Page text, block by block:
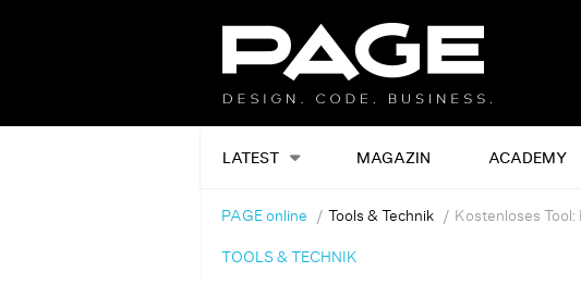
LATEST MAGAZIN ACADEMY
PAGE online Tools & Technik Kostenloses
TOOLS & TECHNIK